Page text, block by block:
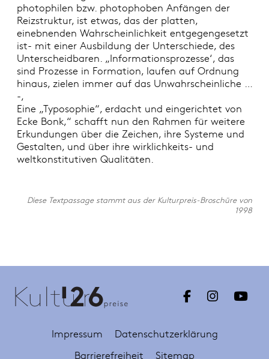
photophilen bzw. photophoben Anfängen der
Reizstruktur, ist etwas, das der platten,
einebnenden Wahrscheinlichkeit entgegengesetzt
ist- mit einer Ausbildung der Unterschiede, des
Unterscheidbaren. „Informationsprozesse‘, das
sind Prozesse in Formation, laufen auf Ordnung
hinaus, zielen immer auf das Unwahrscheinliche …
-,
Eine „Typosophie“, erdacht und eingerichtet von
Ecke Bonk,“ schafft nun den Rahmen für weitere
Erkundungen über die Zeichen, ihre Systeme und
Gestalten, und über ihre wirklichkeits- und
weltkonstitutiven Qualitäten.
Diese Textpassage stammt aus der Kulturpreis-Broschüre von
1998
Impressum
Datenschutzerklärung
Barrierefreiheit
Sitemap